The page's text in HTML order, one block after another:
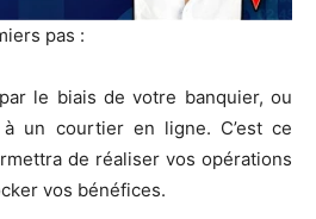
pas :
le biais de votre banquier, ou
un courtier en ligne. C’est ce
de réaliser vos opérations
vos bénéfices.